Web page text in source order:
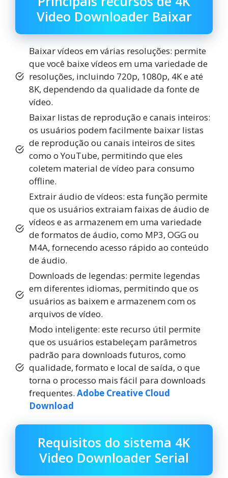
Video Downloader Baixar
Baixar vídeos em várias resoluções: permite
que você baixe vídeos em uma variedade de
resoluções, incluindo 720p, 1080p, 4K e até
8K, dependendo da qualidade da fonte de
vídeo.
Baixar listas de reprodução e canais inteiros:
os usuários podem facilmente baixar listas
de reprodução ou canais inteiros de sites
como o YouTube, permitindo que eles
coletem material de vídeo para consumo
offline.
Extrair áudio de vídeos: esta função permite
que os usuários extraiam faixas de áudio de
vídeos e as armazenem em uma variedade
de formatos de áudio, como MP3, OGG ou
M4A, fornecendo acesso rápido ao conteúdo
de áudio.
Downloads de legendas: permite legendas
em diferentes idiomas, permitindo que os
usuários as baixem e armazenem com os
arquivos de vídeo.
Modo inteligente: este recurso útil permite
que os usuários estabeleçam parâmetros
padrão para downloads futuros, como
qualidade, formato e local de saída, o que
torna o processo mais fácil para downloads
frequentes. Adobe Creative Cloud
Download
Requisitos do sistema 4K
Video Downloader Serial